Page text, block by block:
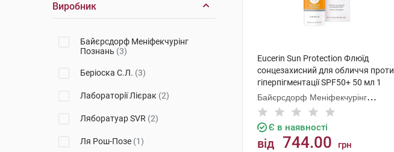
Виробник
Байєрсдорф Меніфекчурінг
Познань (3)
Беріоска С.Л. (3)
Лабораторії Лієрак (2)
Ляборатуар SVR (2)
Ля Рош-Позе (1)
Eucerin Sun Protection Флюїд
сонцезахисний для обличчя проти
гіперпігментації SPF50+ 50 мл 1
флакон
Байєрсдорф Меніфекчурінг
Познань
Є в наявності
від 744.00 грн